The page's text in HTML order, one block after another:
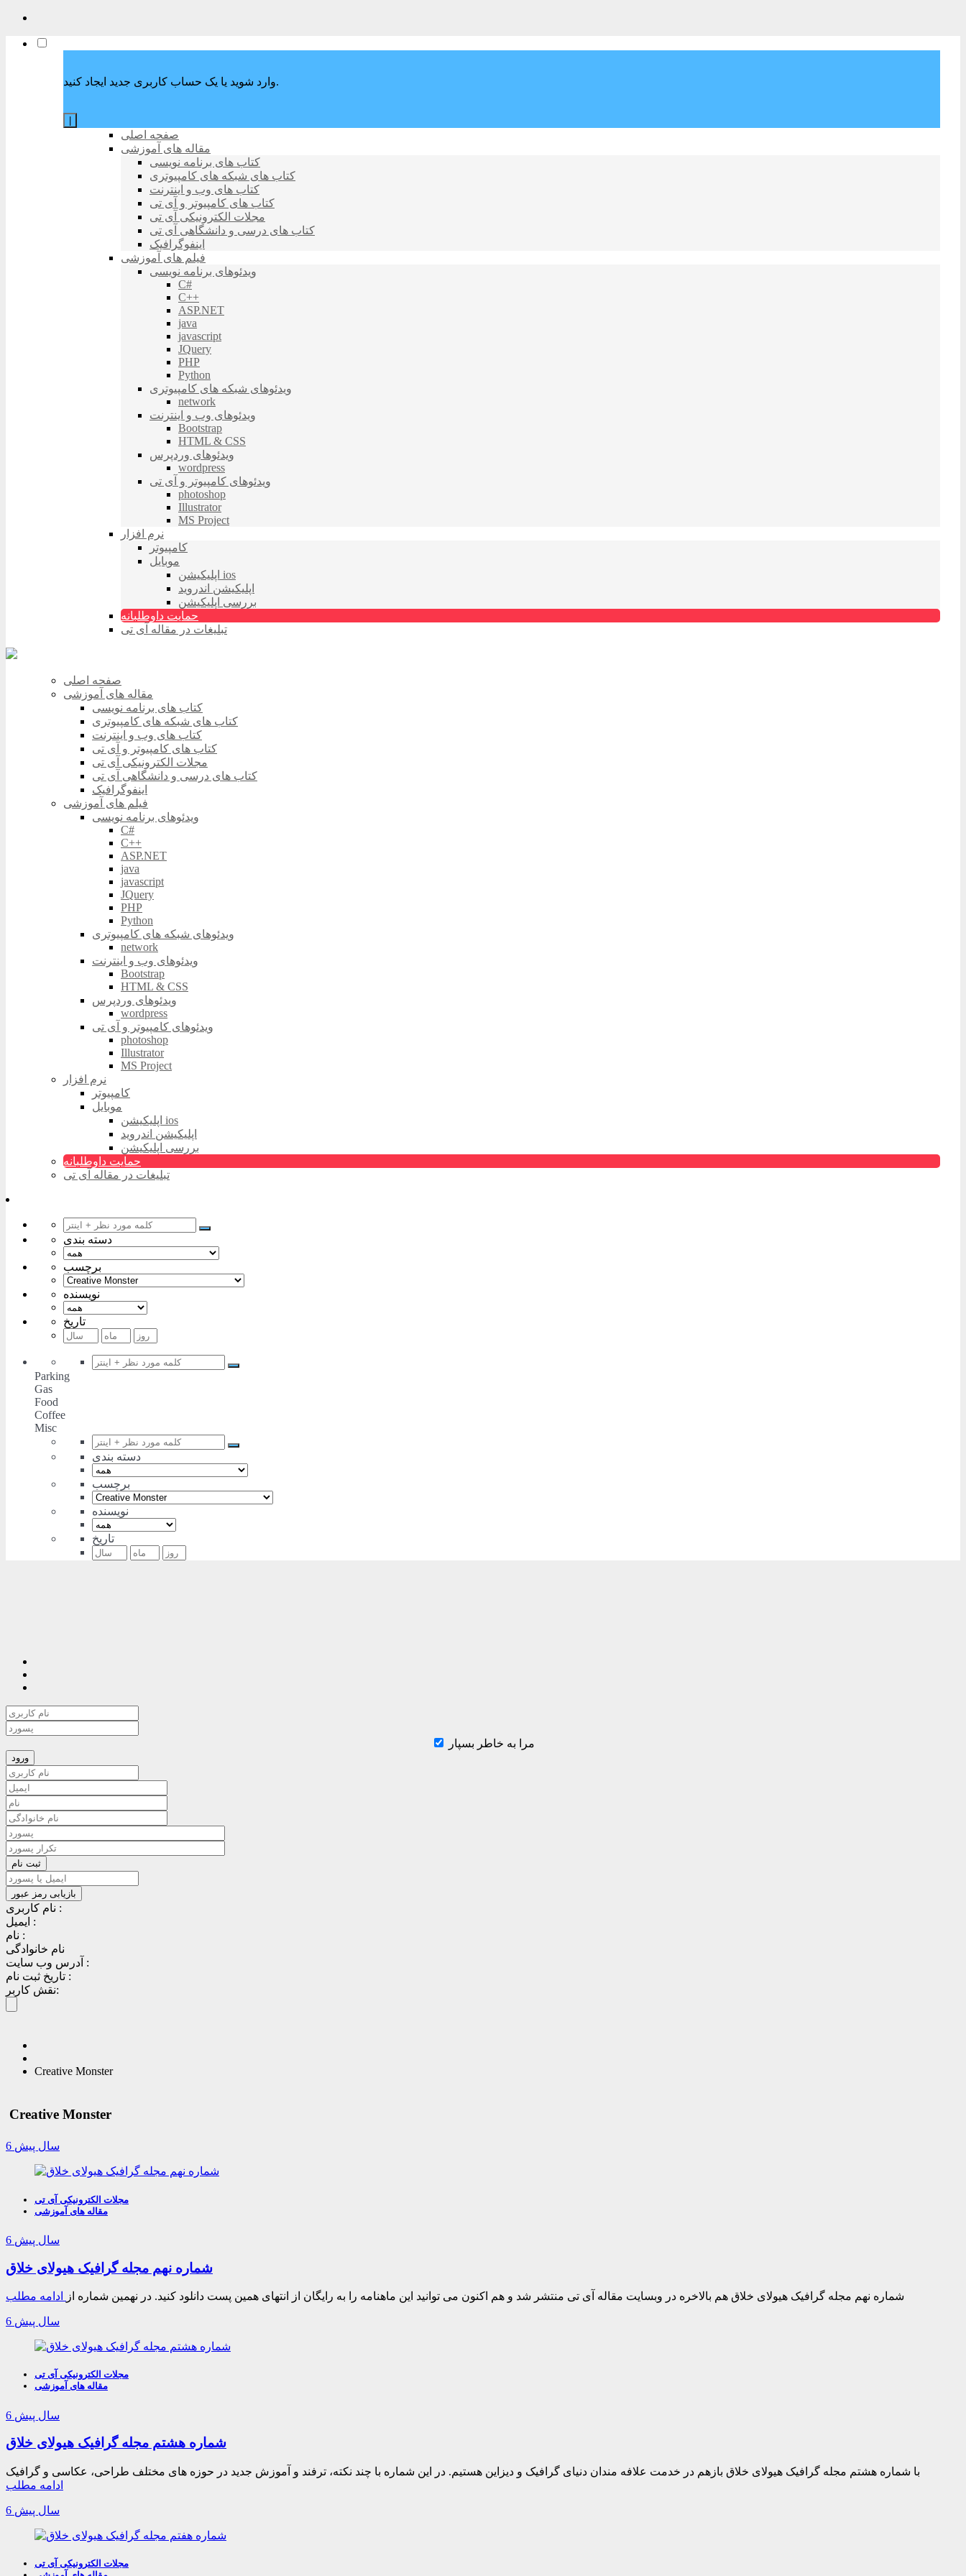
وارد شوید یا یک حساب کاربری جدید ایجاد کنید.
صفحه اصلی
مقاله های آموزشی
کتاب های برنامه نویسی
کتاب های شبکه های کامپیوتری
کتاب های وب و اینترنت
کتاب های کامپیوتر و آی تی
مجلات الکترونیکی آی تی
کتاب های درسی و دانشگاهی آی تی
اینفوگرافیک
فیلم های آموزشی
ویدئوهای برنامه نویسی
C#
C++
ASP.NET
java
javascript
JQuery
PHP
Python
ویدئوهای شبکه های کامپیوتری
network
ویدئوهای وب و اینترنت
Bootstrap
HTML & CSS
ویدئوهای وردپرس
wordpress
ویدئوهای کامپیوتر و آی تی
photoshop
Illustrator
MS Project
نرم افزار
کامپیوتر
موبایل
اپلیکیشن ios
اپلیکیشن اندروید
بررسی اپلیکیشن
حمایت داوطلبانه
تبلیغات در مقاله آی تی
صفحه اصلی
مقاله های آموزشی
کتاب های برنامه نویسی
کتاب های شبکه های کامپیوتری
کتاب های وب و اینترنت
کتاب های کامپیوتر و آی تی
مجلات الکترونیکی آی تی
کتاب های درسی و دانشگاهی آی تی
اینفوگرافیک
فیلم های آموزشی
ویدئوهای برنامه نویسی
C#
C++
ASP.NET
java
javascript
JQuery
PHP
Python
ویدئوهای شبکه های کامپیوتری
network
ویدئوهای وب و اینترنت
Bootstrap
HTML & CSS
ویدئوهای وردپرس
wordpress
ویدئوهای کامپیوتر و آی تی
photoshop
Illustrator
MS Project
نرم افزار
کامپیوتر
موبایل
اپلیکیشن ios
اپلیکیشن اندروید
بررسی اپلیکیشن
حمایت داوطلبانه
تبلیغات در مقاله آی تی
دسته بندی
برچسب
نویسنده
تاریخ
Parking
Gas
Food
Coffee
Misc
دسته بندی
برچسب
نویسنده
تاریخ
مرا به خاطر بسپار
نام کاربری :
ایمیل :
نام :
نام خانوادگی
آدرس وب سایت :
تاریخ ثبت نام :
نقش کاربر:
Creative Monster
Creative Monster
6 سال پیش
مجلات الکترونیکی آی تی
مقاله های آموزشی
6 سال پیش
شماره نهم مجله گرافیک هیولای خلاق
شماره نهم مجله گرافیک هیولای خلاق هم بالاخره در وبسایت مقاله آی تی منتشر شد و هم اکنون می توانید این ماهنامه را به رایگان از انتهای همین پست دانلود کنید. در نهمین شماره از ادامه مطلب
6 سال پیش
مجلات الکترونیکی آی تی
مقاله های آموزشی
6 سال پیش
شماره هشتم مجله گرافیک هیولای خلاق
با شماره هشتم مجله گرافیک هیولای خلاق بازهم در خدمت علافه مندان دنیای گرافیک و دیزاین هستیم. در این شماره با چند نکته، ترفند و آموزش جدید در حوزه های مختلف طراحی، عکاسی و گرافیک
ادامه مطلب
6 سال پیش
مجلات الکترونیکی آی تی